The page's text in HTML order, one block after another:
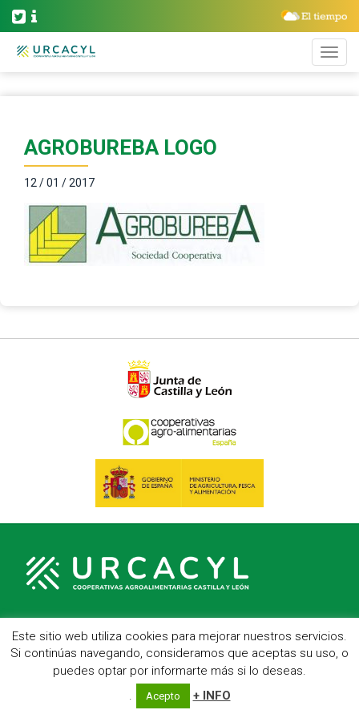
AGROBUREBA LOGO
12 / 01 / 2017
C/ Hípica, 1, entreplanta - 47007 Valladolid
Telf.: 983 23 95 15 - Fax: 983 22 23 56 -Aviso Legal
Este sitio web utiliza cookies para mejorar nuestros servicios.
Si continúas navegando, consideramos que aceptas su uso, o
puedes optar por informarte más si lo deseas.
.
Acepto + INFO